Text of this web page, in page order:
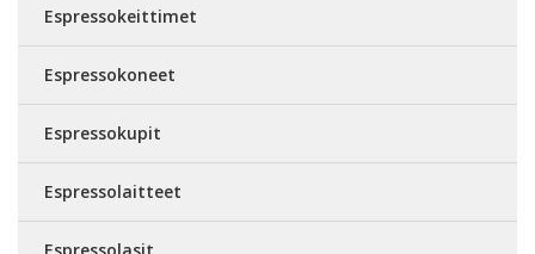
Espressokeittimet
Espressokoneet
Espressokupit
Espressolaitteet
Espressolasit